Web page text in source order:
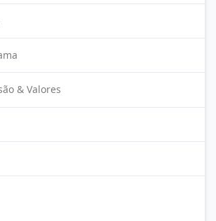
& Valores